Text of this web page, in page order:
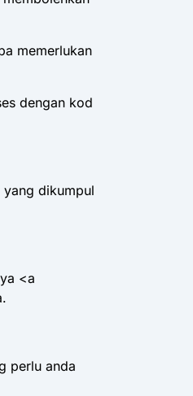
memerlukan
dengan kod
dikumpul
<a
perlu anda